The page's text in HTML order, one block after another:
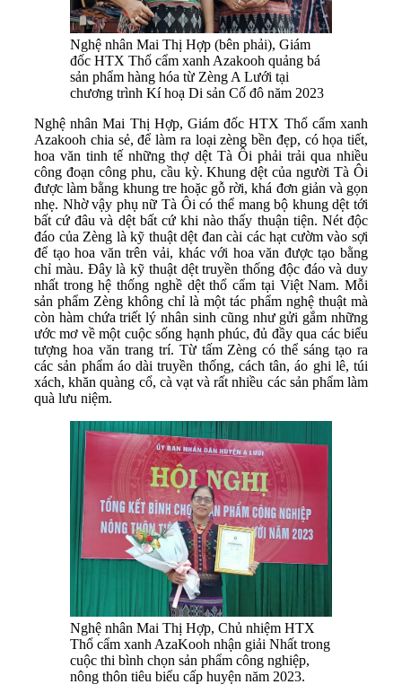
Nghệ nhân Mai Thị Hợp (bên phải), Giám
đốc HTX Thổ cẩm xanh Azakooh quảng bá
sản phẩm hàng hóa từ Zèng A Lưới tại
chương trình Kí hoạ Di sản Cố đô năm 2023
Nghệ nhân Mai Thị Hợp, Giám đốc HTX Thổ cẩm xanh
Azakooh chia sẻ, để làm ra loại zèng bền đẹp, có họa tiết,
hoa văn tinh tế những thợ dệt Tà Ôi phải trải qua nhiều
công đoạn công phu, cầu kỳ. Khung dệt của người Tà Ôi
được làm bằng khung tre hoặc gỗ rời, khá đơn giản và gọn
nhẹ. Nhờ vậy phụ nữ Tà Ôi có thể mang bộ khung dệt tới
bất cứ đâu và dệt bất cứ khi nào thấy thuận tiện. Nét độc
đáo của Zèng là kỹ thuật dệt đan cài các hạt cườm vào sợi
để tạo hoa văn trên vải, khác với hoa văn được tạo bằng
chỉ màu. Đây là kỹ thuật dệt truyền thống độc đáo và duy
nhất trong hệ thống nghề dệt thổ cẩm tại Việt Nam. Mỗi
sản phẩm Zèng không chỉ là một tác phẩm nghệ thuật mà
còn hàm chứa triết lý nhân sinh cũng như gửi gắm những
ước mơ về một cuộc sống hạnh phúc, đủ đầy qua các biểu
tượng hoa văn trang trí. Từ tấm Zèng có thể sáng tạo ra
các sản phẩm áo dài truyền thống, cách tân, áo ghi lê, túi
xách, khăn quàng cổ, cà vạt và rất nhiều các sản phẩm làm
quà lưu niệm.
Nghệ nhân Mai Thị Hợp, Chủ nhiệm HTX
Thổ cẩm xanh AzaKooh nhận giải Nhất trong
cuộc thi bình chọn sản phẩm công nghiệp,
nông thôn tiêu biểu cấp huyện năm 2023.